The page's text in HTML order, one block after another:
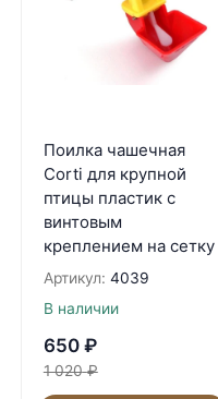
Поилка чашечная
Corti для крупной
птицы пластик с
винтовым
креплением на сетку
Артикул: 4039
В наличии
650 ₽
1 020 ₽